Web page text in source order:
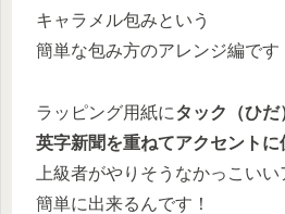
キャラメル包みという
簡単な包み方のアレンジ編です
ラッピング用紙にタック（ひだ
英字新聞を重ねてアクセントに
上級者がやりそうなかっこい
簡単に出来るんです！